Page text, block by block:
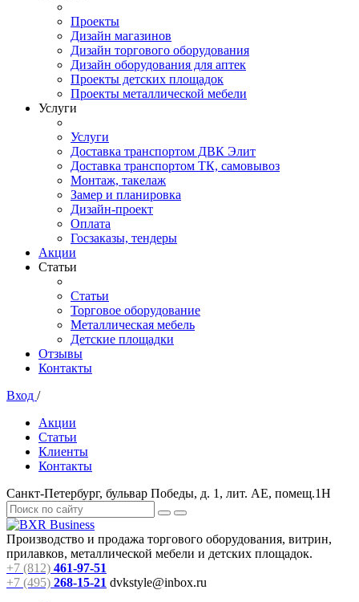
Проекты
Дизайн магазинов
Дизайн торгового оборудования
Дизайн оборудования для аптек
Проекты детских площадок
Проекты металлической мебели
Услуги
Услуги
Доставка транспортом ДВК Элит
Доставка транспортом ТК, самовывоз
Монтаж, такелаж
Замер и планировка
Дизайн-проект
Оплата
Госзаказы, тендеры
Акции
Статьи
Статьи
Торговое оборудование
Металлическая мебель
Детские площадки
Отзывы
Контакты
Вход /
Акции
Статьи
Клиенты
Контакты
Санкт-Петербург, бульвар Победы, д. 1, лит. АЕ, помещ.1Н
Производство и продажа торгового оборудования, витрин,
прилавков, металлической мебели и детских площадок.
+7 (812) 461-97-51
+7 (495) 268-15-21 dvkstyle@inbox.ru